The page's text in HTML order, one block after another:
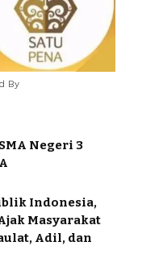
By
Negeri 3
Indonesia,
Masyarakat
Adil, dan